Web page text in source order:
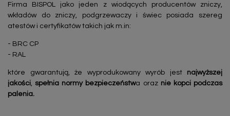
Firma BISPOL jako jeden z wiodących producentów zniczy,
wkładów do zniczy, podgrzewaczy i świec posiada szereg
atestów i certyfikatów takich jak m.in:
- BRC CP
- RAL
które gwarantują, że wyprodukowany wyrób jest najwyższej
jakości,spełnia normy bezpieczeństwa oraz nie kopci podczas
palenia.